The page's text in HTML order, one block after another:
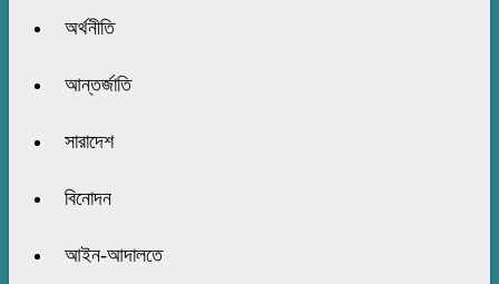
অর্থনীতি
আন্তর্জাতি
সারাদেশ
বিনোদন
আইন-আদালতে